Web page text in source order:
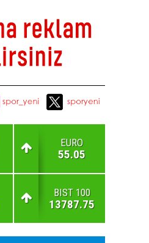
EURO
55.05
BIST 100
13787.75